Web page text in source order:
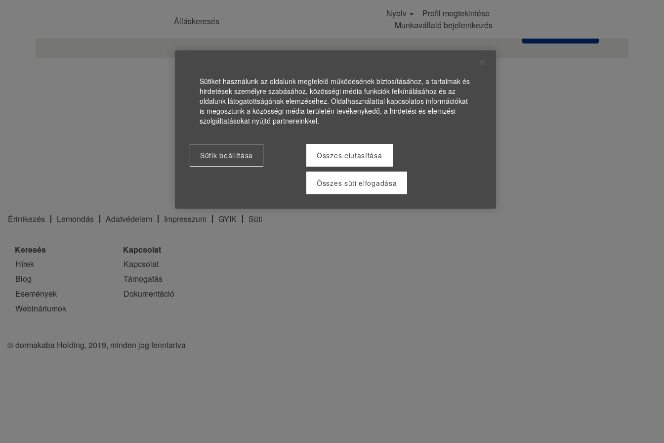
Álláskeresés
Nyelv
Profil megtekintése
Munkavállaló bejelentkezés
Érintkezés Lemondás Adatvédelem Impresszum GYIK Süti
Keresés
Hírek
Blog
Események
Webináriumok
Kapcsolat
Kapcsolat
Támogatás
Dokumentáció
© dormakaba Holding, 2019, minden jog fenntartva
Sütiket használunk az oldalunk megfelelő működésének biztosításához, a tartalmak és
hirdetések személyre szabásához, közösségi média funkciók felkínálásához és az
oldalunk látogatottságának elemzéséhez. Oldalhasználattal kapcsolatos információkat
is megosztunk a közösségi média területén tevékenykedő, a hirdetési és elemzési
szolgáltatásokat nyújtó partnereinkkel.
Sütik beállítása Összes elutasítása
Összes süti elfogadása